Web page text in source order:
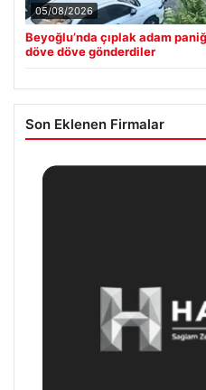
05/08/2026
Beyoğlu’nda çıplak adam
döve döve gönderdiler
Son Eklenen Firmalar